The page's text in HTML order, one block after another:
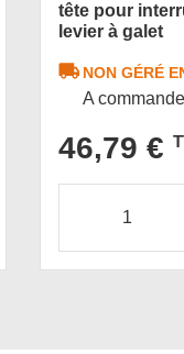
tête pour
levier à galet
NON GÉRÉ
A
46,79 €